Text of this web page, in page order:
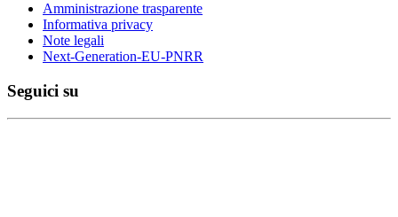
Amministrazione trasparente
Informativa privacy
Note legali
Next-Generation-EU-PNRR
Seguici su